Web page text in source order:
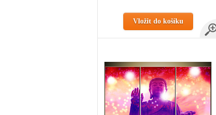
Vložit do košíku